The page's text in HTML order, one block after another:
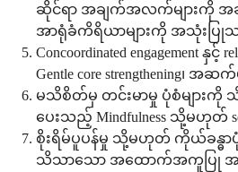
ဆိုင်ရာ အချက်အလက်များကို အခ
အာရုံခံကိရိယာများကို အသုံးပြု
Concoordinated engagement
Gentle core strengthening၊
မသိစိတ်မှ တင်းမာမှု ပုံစံများကို
ပေးသည့် Mindfulness သို့မဟုတ်
စိုးရိမ်ပူပန်မှု သို့မဟုတ် ကိုယ်ခန္ဓာ
သိသာသော အထောက်အကူပြု အကြ